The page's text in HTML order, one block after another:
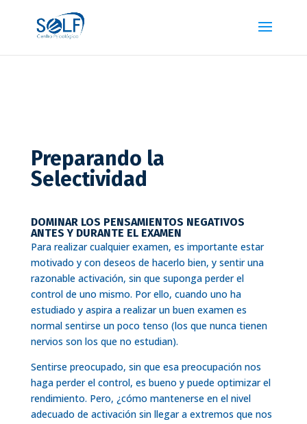
Preparando la
Selectividad
DOMINAR LOS PENSAMIENTOS NEGATIVOS
ANTES Y DURANTE EL EXAMEN
Para realizar cualquier examen, es importante estar
motivado y con deseos de hacerlo bien, y sentir una
razonable activación, sin que suponga perder el
control de uno mismo. Por ello, cuando uno ha
estudiado y aspira a realizar un buen examen es
normal sentirse un poco tenso (los que nunca tienen
nervios son los que no estudian).
Sentirse preocupado, sin que esa preocupación nos
haga perder el control, es bueno y puede optimizar el
rendimiento. Pero, ¿cómo mantenerse en el nivel
adecuado de activación sin llegar a extremos que nos